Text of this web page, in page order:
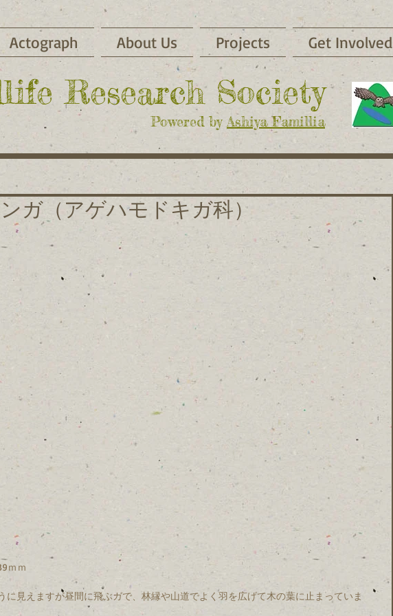
Actograph About Us Projects Get Involved
Research Society
Powered by Ashiya Famillia
ガ（アゲハモドキガ科）
ｍｍ
に見えますが昼間に飛ぶガで、林縁や山道でよく羽を広げて木の葉に止まっていま